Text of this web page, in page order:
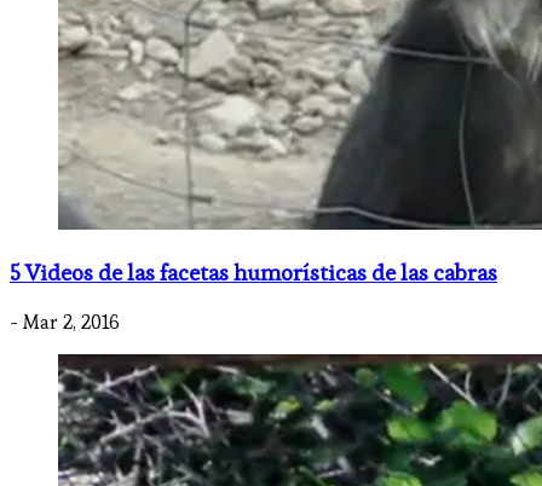
5 Videos de las facetas humorísticas de las cabras
- Mar 2, 2016